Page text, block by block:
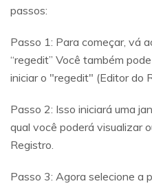
passos:
Passo 1: Para começar, vá
“regedit” Você também
iniciar o "regedit" (Editor do
Passo 2: Isso iniciará uma
qual você poderá visualizar
Registro.
Passo 3: Agora selecione a